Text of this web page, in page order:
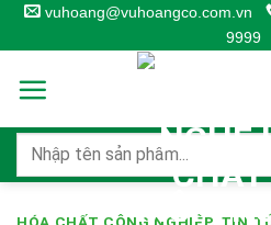
Skip
to
content
vuhoang@vuhoangco.com.vn
9999